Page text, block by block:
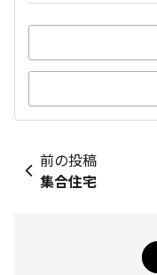
前の投稿
集合住宅